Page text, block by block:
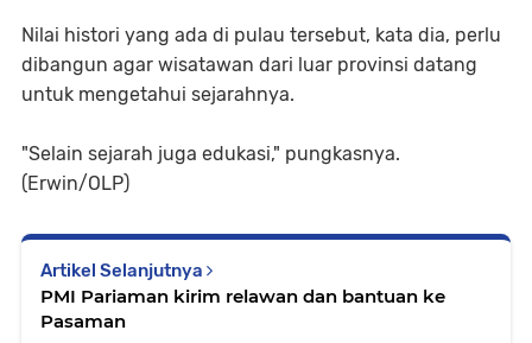
Nilai histori yang ada di pulau tersebut, kata dia, perlu
dibangun agar wisatawan dari luar provinsi datang
untuk mengetahui sejarahnya.
"Selain sejarah juga edukasi," pungkasnya.
(Erwin/OLP)
Artikel Selanjutnya
PMI Pariaman kirim relawan dan bantuan ke
Pasaman